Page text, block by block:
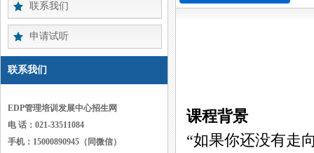
联系我们
申请试听
联系我们
EDP管理培训发展中心招生网
电 话：021-33511084
手机：15000890945（同微信）
课程背景
“如果你还没有走